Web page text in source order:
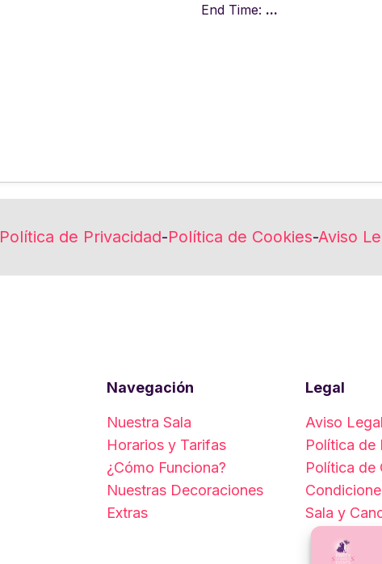
End Time: ...
Política de Privacidad-Política de Cookies-Aviso
Navegación
Nuestra Sala
Horarios y Tarifas
¿Cómo Funciona?
Nuestras Decoraciones
Extras
Legal
Aviso
Política de
Política de
Sala y